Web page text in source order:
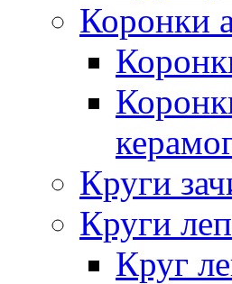
Коронки
Круги
Круги
Круг